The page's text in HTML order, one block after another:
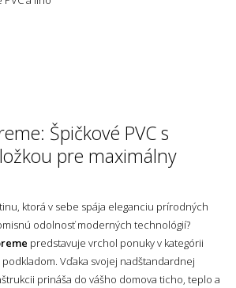
Špičkové PVC s
pre maximálny
ktorá v sebe spája eleganciu prírodných
odolnosť moderných technológií?
predstavuje vrchol ponuky v kategórii
podkladom. Vďaka svojej nadštandardnej
prináša do vášho domova ticho, teplo a